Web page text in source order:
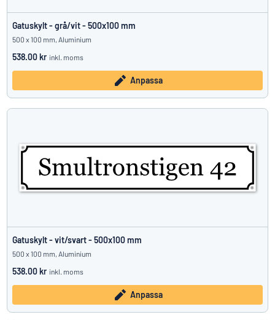
Gatuskylt - grå/vit - 500x100 mm
500 x 100 mm, Aluminium
538.00 kr inkl. moms
Anpassa
Gatuskylt - vit/svart - 500x100 mm
500 x 100 mm, Aluminium
538.00 kr inkl. moms
Anpassa